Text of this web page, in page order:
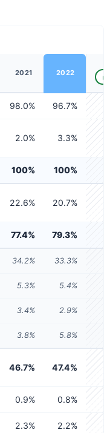
2021 2022
98.0% 96.7%
2.0% 3.3%
100% 100%
22.6% 20.7%
77.4% 79.3%
34.2% 33.3%
5.3% 5.4%
3.4% 2.9%
3.8% 5.8%
46.7% 47.4%
0.9% 0.8%
2.3% 2.2%